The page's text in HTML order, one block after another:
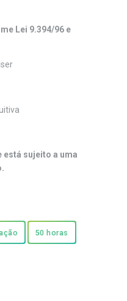
Lei 9.394/96 e
está sujeito a uma
50 horas